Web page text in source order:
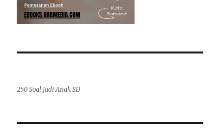
250 Soal Jadi Anak SD